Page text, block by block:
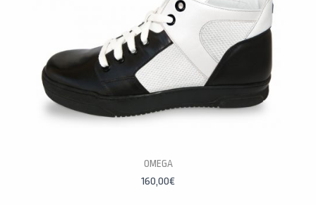
PERSONALÍZALAS
OMEGA
160,00€